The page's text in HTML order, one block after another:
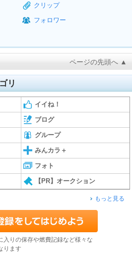
クリップ
フォロワー
ページの先頭へ ▲
リ
イイね！
ブログ
グループ
みんカラ＋
フォト
【PR】オークション
もっと見る
入りの保存や燃費記録など様々な
ります